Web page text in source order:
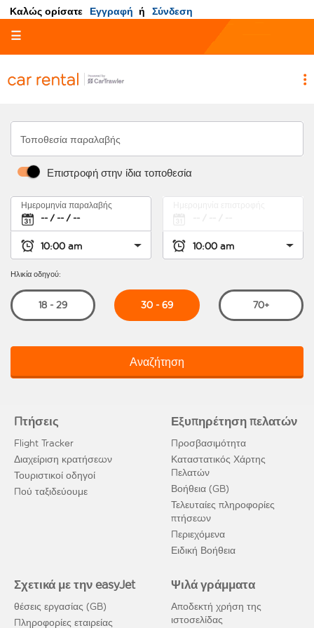
Καλώς ορίσατε Εγγραφή ή Σύνδεση
☰
Τοποθεσία παραλαβής
Επιστροφή στην ίδια τοποθεσία
Ημερομηνία παραλαβής
Ηλικία οδηγού:
18 - 29 30 - 69 70+
Αναζήτηση
Πτήσεις
Flight Tracker
Διαχείριση κρατήσεων
Τουριστικοί οδηγοί
Πού ταξιδεύουμε
Εξυπηρέτηση πελατών
Προσβασιμότητα
Καταστατικός Χάρτης
Πελατών
Βοήθεια (GB)
Τελευταίες πληροφορίες
πτήσεων
Περιεχόμενα
Ειδική Βοήθεια
Σχετικά με την easyJet
θέσεις εργασίας (GB)
Πληροφορίες εταιρείας
Ψιλά γράμματα
Αποδεκτή χρήση της
ιστοσελίδας